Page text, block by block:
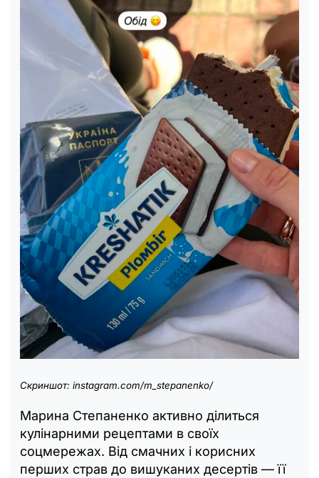
Скриншот: instagram.com/m_stepanenko/
Марина Степаненко активно ділиться
кулінарними рецептами в своїх
соцмережах. Від смачних і корисних
перших страв до вишуканих десертів — її